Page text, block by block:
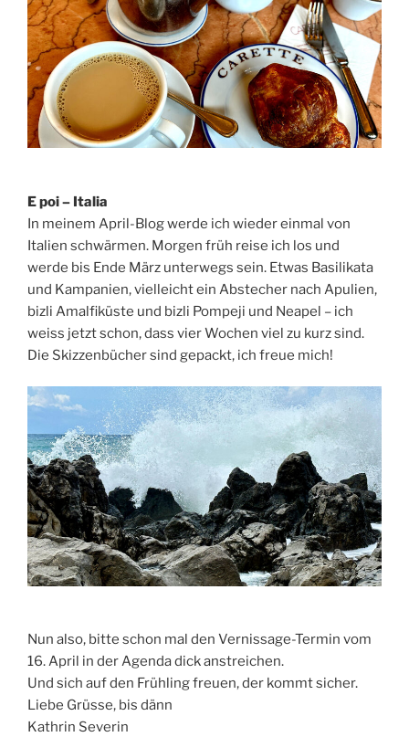
E poi – Italia
In meinem April-Blog werde ich wieder einmal von
Italien schwärmen. Morgen früh reise ich los und
werde bis Ende März unterwegs sein. Etwas Basilikata
und Kampanien, vielleicht ein Abstecher nach Apulien,
bizli Amalfiküste und bizli Pompeji und Neapel – ich
weiss jetzt schon, dass vier Wochen viel zu kurz sind.
Die Skizzenbücher sind gepackt, ich freue mich!
Nun also, bitte schon mal den Vernissage-Termin vom
16. April in der Agenda dick anstreichen.
Und sich auf den Frühling freuen, der kommt sicher.
Liebe Grüsse, bis dänn
Kathrin Severin